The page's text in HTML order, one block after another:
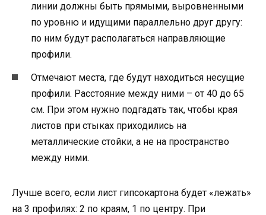
линии должны быть прямыми, выровненными
по уровню и идущими параллельно друг другу:
по ним будут располагаться направляющие
профили.
Отмечают места, где будут находиться несущие
профили. Расстояние между ними – от 40 до 65
см. При этом нужно подгадать так, чтобы края
листов при стыках приходились на
металлические стойки, а не на пространство
между ними.
Лучше всего, если лист гипсокартона будет «лежать»
на 3 профилях: 2 по краям, 1 по центру. При